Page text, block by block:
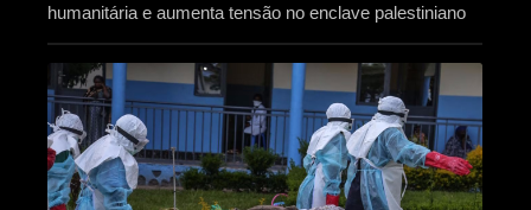
humanitária e aumenta tensão no enclave palestiniano